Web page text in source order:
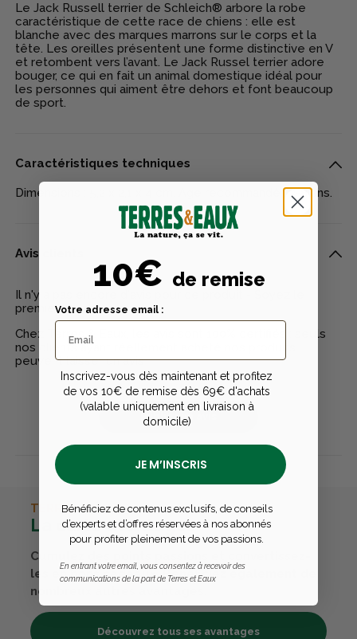
Le Jack Russell terrier de Schleich® arbore la robe
caractéristique de cette race de chiens : elle est
blanche avec des marques marrons sur le corps et la
tête. Les oreilles présentent une forme distinctive en V
et retombent vers l’avant. Le Jack Russel terrier adore
bouger, ce qui en fait un animal domestique idéal pour
les personnes qui aiment être dehors et font beaucoup
de sport.
Caractéristiques techniques
Dimensions : 5,2 x 2,1 x 4 cm. Age recommandé : 3-8 ans.
Avis clients
Il n'y a pas encore d'avis pour ce produit - Soyez le
premier à rédiger un avis
Chez Terres & Eaux, les avis sont 100% certifiés : seuls
nos clients ayant réellement acheté nos produits
peuvent laisser un avis
Publier un avis
TERRES & EAUX
La carte avantages
Cumulez des points passions et convertissez-
les en bons cadeaux. Bénéficiez également de
nombreux autres avantages.
Découvrez tous ses avantages
10€ de remise
Votre adresse email :
Inscrivez-vous dès maintenant et profitez
de vos 10€ de remise dès 69€ d'achats
(valable uniquement en livraison à
domicile)
JE M’INSCRIS
Bénéficiez de contenus exclusifs, de conseils
d’experts et d’offres réservées à nos abonnés
pour profiter pleinement de vos passions.
En entrant votre email, vous consentez à recevoir des
communications de la part de Terres et Eaux